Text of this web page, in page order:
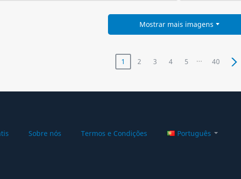
Polaris Ranger
Mostrar mais imagens
1 2 3 4 5 ... 40
Sobre nós Termos e Condições Português